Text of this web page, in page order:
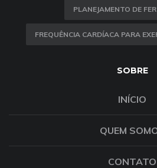
PLANEJAMENTO DE
FREQUÊNCIA CARDÍACA PARA
SOBRE
INÍCIO
QUEM
CONTATO